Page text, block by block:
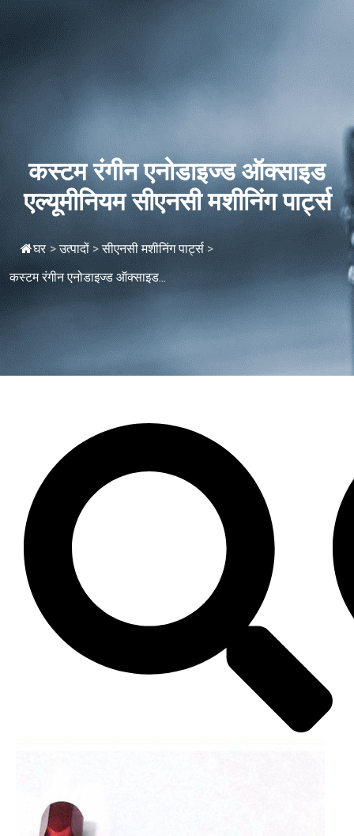
कस्टम रंगीन एनोडाइज्ड ऑक्साइड
एल्यूमीनियम सीएनसी मशीनिंग पार्ट्स
घर > उत्पादों > सीएनसी मशीनिंग पार्ट्स >
कस्टम रंगीन एनोडाइज्ड ऑक्साइड...